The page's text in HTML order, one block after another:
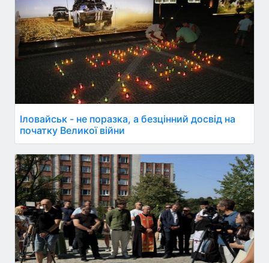
Іловайськ - не поразка, а безцінний досвід на
початку Великої війни